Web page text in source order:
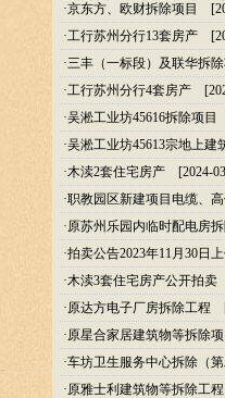
·京东方、欧财拆除项目
·工行苏州分行13套房产
·三丰（一标段）及联华拆
·工行苏州分行4套房产
·吴淞工业坊45616拆除项目
·吴淞工业坊45613宗地上建
·木渎2套住宅房产 [2024-
·职教园区新建项目电缆、
·原苏州乐园内临时配电房
·拍卖公告2023年11月30日
·木渎3套住宅房产公开拍卖
·原达方电子厂房拆除工程
·原星合家居建筑物等拆除
·车坊卫生服务中心拆除（
·原雅士利建筑物等拆除工程